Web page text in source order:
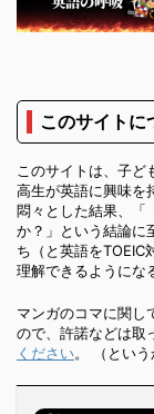
このサイトに
このサイトは、子ど
高生が英語に興味を
悶々とした結果、「
か？」という結論に
ち（と英語をTOEIC
理解できるようにな
マンガのコマに関し
ので、許諾などは取
ください。 （とい